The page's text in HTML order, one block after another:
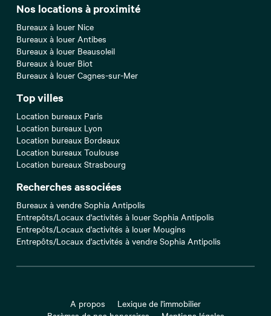
Nos locations à proximité
Bureaux à louer Nice
Bureaux à louer Antibes
Bureaux à louer Beausoleil
Bureaux à louer Biot
Bureaux à louer Cagnes-sur-Mer
Top villes
Location bureaux Paris
Location bureaux Lyon
Location bureaux Bordeaux
Location bureaux Toulouse
Location bureaux Strasbourg
Recherches associées
Bureaux à vendre Sophia Antipolis
Entrepôts/Locaux d'activités à louer Sophia Antipolis
Entrepôts/Locaux d'activités à louer Mougins
Entrepôts/Locaux d'activités à vendre Sophia Antipolis
A propos
Lexique de l'immobilier